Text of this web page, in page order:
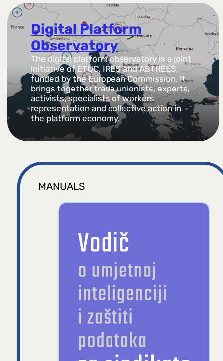
Digital Platform
Observatory
The digital platform observatory is a joint
initiative of ETUC, IRES and ASTREES,
funded by the European Commission. It
brings together trade unionists, experts,
activists, specialists of workers
representation and collective action in
the platform economy.
MANUALS